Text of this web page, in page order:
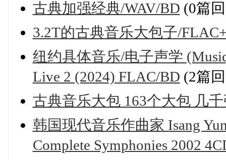
古典加强经典/WAV/BD (0篇
3.2T的古典音乐大包子/
纽约具体音乐/电子声学
Live 2 (2024) FLAC/BD (2篇
古典音乐大包 163个大包 几
韩国现代音乐作曲家 Isang
Complete Symphonies 2002